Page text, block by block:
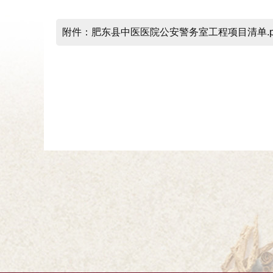
附件：肥东县中医医院公安警务室工程项目清单